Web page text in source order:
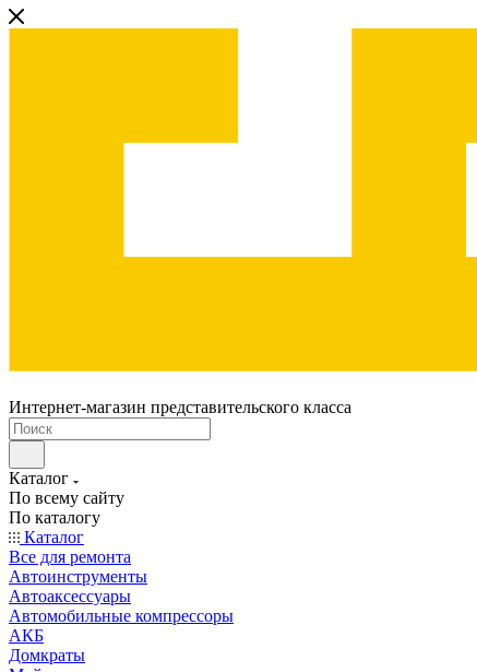
Интернет-магазин представительского класса
Каталог
По всему сайту
По каталогу
Каталог
Все для ремонта
Автоинструменты
Автоаксессуары
Автомобильные компрессоры
АКБ
Домкраты